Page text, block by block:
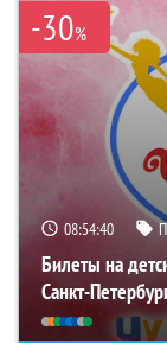
-30%
08:54:39
Билеты на
Санкт-